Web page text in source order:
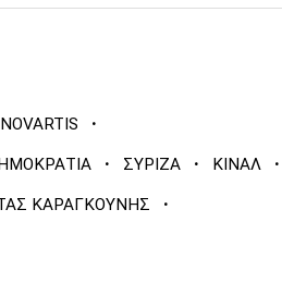
·
· ΣΥΡΙΖΑ · ΚΙΝΑΛ ·
ΚΑΡΑΓΚΟΥΝΗΣ ·